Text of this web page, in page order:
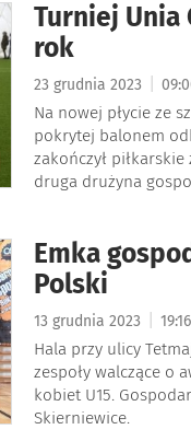
Turniej Unia
rok
23 grudnia 2023
Na nowej płycie ze
pokrytej balonem
zakończył
druga drużyna
Emka
Polski
13 grudnia 2023 19:16
Hala przy ulicy
zespoły walczące o
kobiet U15.
Skierniewice.